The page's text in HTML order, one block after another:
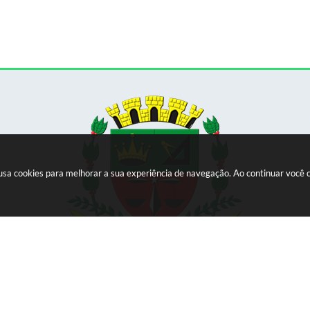
cookies para melhorar a sua experiência de navegação. Ao continuar você